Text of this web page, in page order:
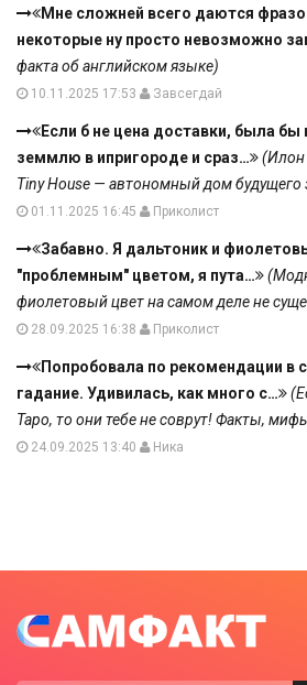
Мне сложней всего даются
некоторые ну просто невозможно
факта об английском языке)
10.11.2025 17:53 Завсегдай
Если б не цена доставки, была бы
земмлю в ипригороде и сраз…
(Илон
Tiny House — автономный дом будущего
01.11.2025 16:45 Приколист
Забавно. Я дальтоник и
"проблемным" цветом, я пута…
фиолетовый цвет на самом деле не
28.09.2025 16:38 Приколист
Попробовала по рекомендации в
гадание. Удивилась, как много с…
Таро, то они тебе не соврут! Факты,
24.09.2025 13:40 Ника